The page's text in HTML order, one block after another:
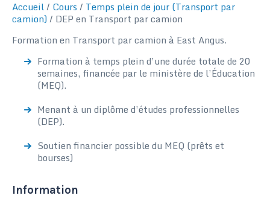
Accueil/ Cours / Temps plein de jour (Transport par
camion) / DEP en Transport par camion
Formation en Transport par camion à East Angus.
Formation à temps plein d’une durée totale de 20
semaines, financée par le ministère de l’Éducation
(MEQ).
Menant à un diplôme d’études professionnelles
(DEP).
Soutien financier possible du MEQ (prêts et
bourses)
Information